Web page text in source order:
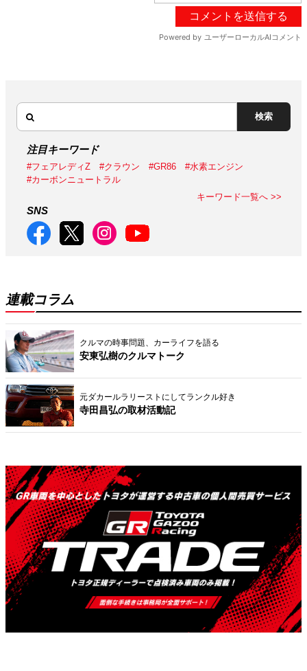
検索
注目キーワード
#フェアレディZ #クラウン #GR86
#水素エンジン
#カーボンニュートラル
キーワード一覧へ >>
SNS
連載コラム
クルマの時事問題、カーライフを語る
安東弘樹のクルマトーク
元ダカールラリーストにしてランクル好き
寺田昌弘の取材活動記